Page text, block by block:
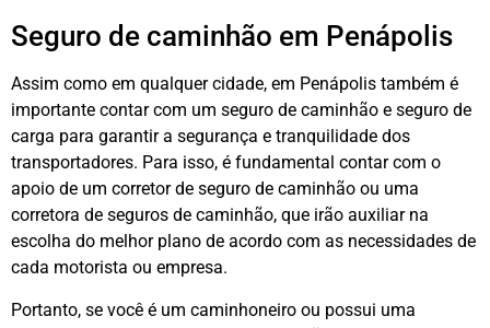
Seguro de caminhão em Penápolis
Assim como em qualquer cidade, em Penápolis também é
importante contar com um seguro de caminhão e seguro de
carga para garantir a segurança e tranquilidade dos
transportadores. Para isso, é fundamental contar com o
apoio de um corretor de seguro de caminhão ou uma
corretora de seguros de caminhão, que irão auxiliar na
escolha do melhor plano de acordo com as necessidades de
cada motorista ou empresa.
Portanto, se você é um caminhoneiro ou possui uma